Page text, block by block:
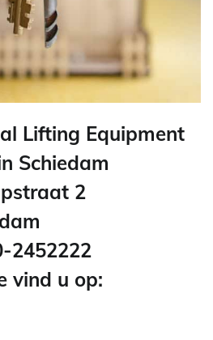
Lifting Equipment
Schiedam
2
2452222
vind u op: